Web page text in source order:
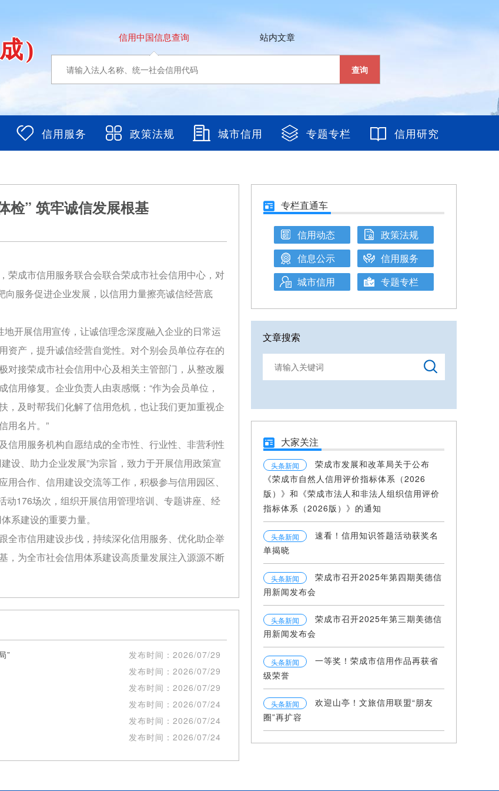
) 信用中国信息查询 站内文章
查询
信用服务 政策法规 城市信用 专题专栏 信用研究
检” 筑牢诚信发展根基
荣成市信用服务联合会联合荣成市社会信用中心，对
向服务促进企业发展，以信用力量擦亮诚信经营底
开展信用宣传，让诚信理念深度融入企业的日常运
资产，提升诚信经营自觉性。对个别会员单位存在的
对接荣成市社会信用中心及相关主管部门，从整改履
用修复。企业负责人由衷感慨：“作为会员单位，
，及时帮我们化解了信用危机，也让我们更加重视企
用名片。”
信用服务机构自愿结成的全市性、行业性、非营利性
设、助力企业发展”为宗旨，致力于开展信用政策宣
合作、信用建设交流等工作，积极参与信用园区、
动176场次，组织开展信用管理培训、专题讲座、经
系建设的重要力量。
全市信用建设步伐，持续深化信用服务、优化助企举
，为全市社会信用体系建设高质量发展注入源源不断
” 发布时间： 2026/07/29
发布时间： 2026/07/29
发布时间： 2026/07/29
发布时间： 2026/07/24
发布时间： 2026/07/24
发布时间： 2026/07/24
专栏直通车
信用动态
政策法规
信息公示
信用服务
城市信用
专题专栏
文章搜索
大家关注
头条新闻
荣成市发展和改革局关于公布
《荣成市自然人信用评价指标体系（2026
版）》和《荣成市法人和非法人组织信用评价
指标体系（2026版）》的通知
头条新闻
速看！信用知识答题活动获奖名
单揭晓
头条新闻
荣成市召开2025年第四期美德信
用新闻发布会
头条新闻
荣成市召开2025年第三期美德信
用新闻发布会
头条新闻
一等奖！荣成市信用作品再获省
级荣誉
头条新闻
欢迎山亭！文旅信用联盟“朋友
圈”再扩容